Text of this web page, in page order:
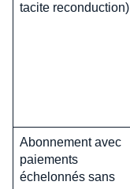
tacite reconduction)
Abonnement avec
paiements
échelonnés sans